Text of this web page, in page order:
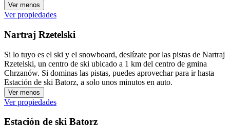
Ver menos
Ver propiedades
Nartraj Rzetelski
Si lo tuyo es el ski y el snowboard, deslízate por las pistas de Nartraj
Rzetelski, un centro de ski ubicado a 1 km del centro de gmina
Chrzanów. Si dominas las pistas, puedes aprovechar para ir hasta
Estación de ski Batorz, a solo unos minutos en auto.
Ver menos
Ver propiedades
Estación de ski Batorz